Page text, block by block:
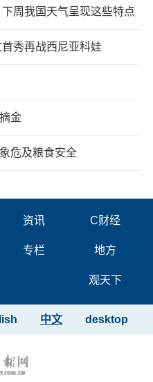
周我国天气呈现这些特点
秀再战西尼亚科娃
金
危及粮食安全
资讯 C财经
专栏 地方
观天下
desktop
中文